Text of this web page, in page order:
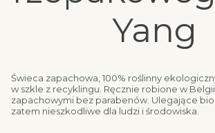
Yang
Świeca zapachowa, 100% roślinny
w szkle z recyklingu. Ręcznie robione w
zapachowymi bez parabenów. Ulegające
zatem nieszkodliwe dla ludzi i środowiska.